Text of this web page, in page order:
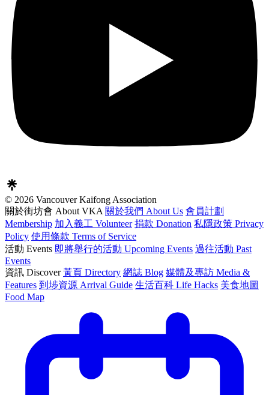
© 2026 Vancouver Kaifong Association
關於街坊會 About VKA 關於我們 About Us 會員計劃
Membership 加入義工 Volunteer 捐款 Donation 私隱政策 Privacy
Policy 使用條款 Terms of Service
活動 Events 即將舉行的活動 Upcoming Events 過往活動 Past
Events
資訊 Discover 黃頁 Directory 網誌 Blog 媒體及專訪 Media &
Features 到埗資源 Arrival Guide 生活百科 Life Hacks 美食地圖
Food Map